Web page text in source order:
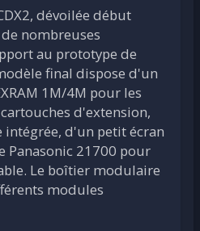
dévoilée début
nombreuses
au prototype de
final dispose d'un
1M/4M pour les
d'extension,
d'un petit écran
Panasonic 21700 pour
Le boîtier modulaire
modules